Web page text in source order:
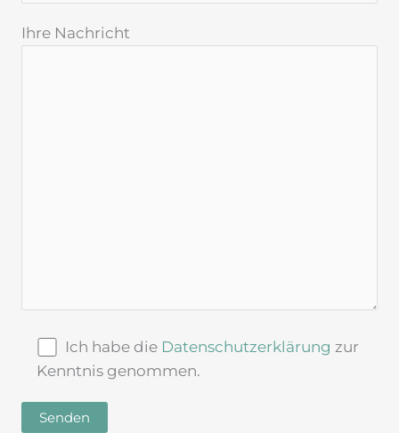
Ihre Nachricht
Ich habe die Datenschutzerklärung zur
Kenntnis genommen.